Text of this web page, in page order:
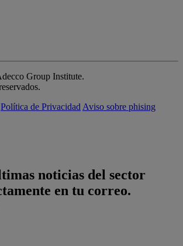
Group Institute.
Política de Privacidad Aviso sobre phising
noticias del sector
en tu correo.